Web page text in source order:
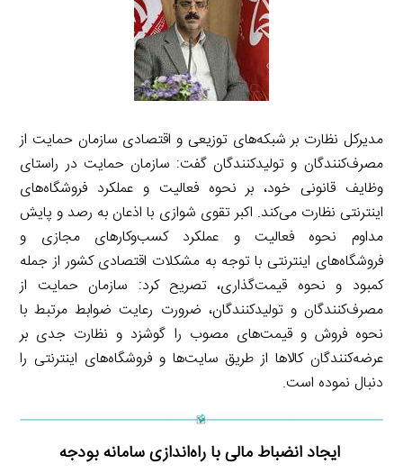
مدیرکل نظارت بر شبکه‌های توزیعی و اقتصادی سازمان حمایت از
مصرف‌کنندگان و تولیدکنندگان گفت: سازمان حمایت در راستای
وظایف قانونی خود، بر نحوه فعالیت و عملکرد فروشگاه‌های
اینترنتی نظارت می‌کند. اکبر تقوی شوازی با اذعان به رصد و پایش
مداوم نحوه فعالیت و عملکرد کسب‌وکارهای مجازی و
فروشگاه‌های اینترنتی با توجه به مشکلات اقتصادی کشور از جمله
کمبود و نحوه قیمت‌گذاری، تصریح کرد: سازمان حمایت از
مصرف‌کنندگان و تولیدکنندگان، ضرورت رعایت ضوابط مرتبط با
نحوه فروش و قیمت‌های مصوب را گوشزد و نظارت جدی بر
عرضه‌کنندگان کالاها از طریق سایت‌ها و فروشگاه‌های اینترنتی را
دنبال نموده است.
ایجاد انضباط مالی با راه‌اندازی سامانه بودجه